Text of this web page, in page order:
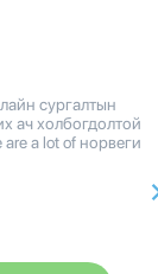
сургалтын
ач холбогдолтой
a lot of норвеги